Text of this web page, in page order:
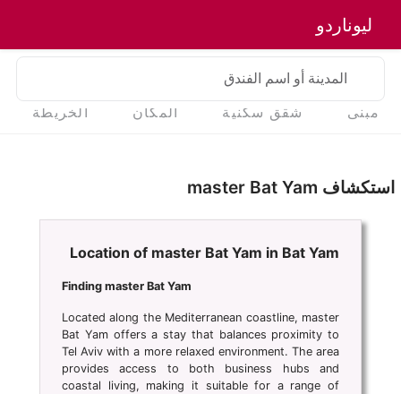
ليوناردو
المدينة أو اسم الفندق
مبنى شقق سكنية المكان الخريطة
استكشاف master Bat Yam
Location of master Bat Yam in Bat Yam
Finding master Bat Yam
Located along the Mediterranean coastline, master
Bat Yam offers a stay that balances proximity to
Tel Aviv with a more relaxed environment. The area
provides access to both business hubs and
coastal living, making it suitable for a range of